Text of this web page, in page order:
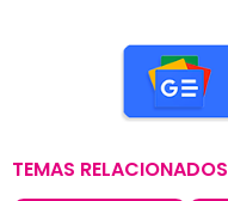
TEMAS RELACIONADOS